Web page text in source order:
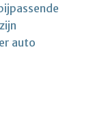
auto